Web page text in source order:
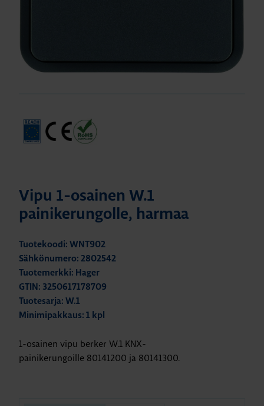
Vipu 1-osainen W.1
painikerungolle, harmaa
Tuotekoodi: WNT902
Sähkönumero: 2802542
Tuotemerkki: Hager
GTIN: 3250617178709
Tuotesarja: W.1
Minimipakkaus: 1 kpl
1-osainen vipu berker W.1 KNX-
painikerungoille 80141200 ja 80141300.